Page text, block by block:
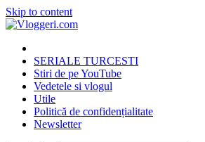
Skip to content
SERIALE TURCESTI
Stiri de pe YouTube
Vedetele si vlogul
Utile
Politică de confidențialitate
Newsletter